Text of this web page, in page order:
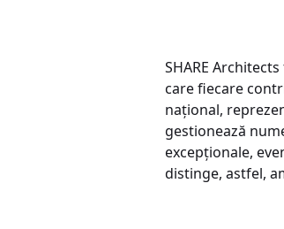
SHARE
care fiecare
național,
gestionează
excepționale,
distinge, astfel,